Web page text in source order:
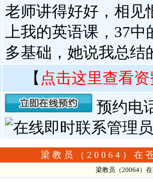
老师讲得好好，相见
上我的英语课，37
多基础，她说我总结
【 点击这里查看
预约电
梁教员（20064）在
梁教员（20064）